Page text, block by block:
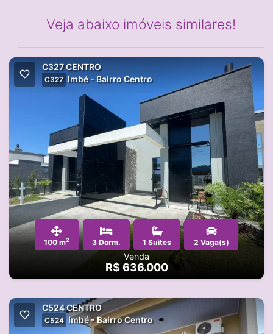
Veja abaixo imóveis similares!
C327 CENTRO
C327 Imbé - Bairro Centro
100 m2 3 Dorm. 1 Suites 2 Vaga(s)
Venda
R$ 636.000
C524 CENTRO
C524 Imbé - Bairro Centro